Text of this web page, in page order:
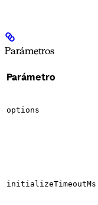
Parámetros
Parámetro
options
initializeTimeoutMs